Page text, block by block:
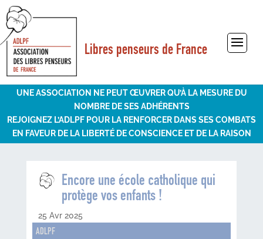
Libres penseurs de France
Sélectionner une page
UNE ASSOCIATION NE PEUT ŒUVRER QU’À LA MESURE DU
NOMBRE DE SES ADHÉRENTS
REJOIGNEZ L’ADLPF POUR LA RENFORCER DANS SES COMBATS
EN FAVEUR DE LA LIBERTÉ DE CONSCIENCE ET DE LA RAISON
Encore une école catholique qui
protège vos enfants !
25 Avr 2025
ADLPF